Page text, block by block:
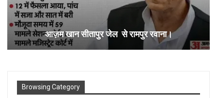
आज़म खान सीतापुर जेल से रामपुर रवाना।
Browsing Category